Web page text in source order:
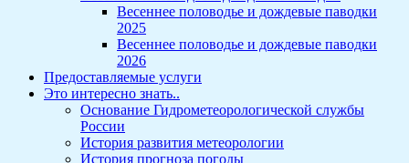
Весеннее половодье и дождевые паводки
2025
Весеннее половодье и дождевые паводки
2026
Предоставляемые услуги
Это интересно знать..
Основание Гидрометеорологической службы
России
История развития метеорологии
История прогноза погоды